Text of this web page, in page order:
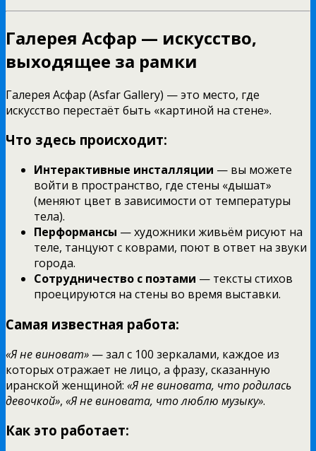
Галерея Асфар — искусство,
выходящее за рамки
Галерея Асфар (Asfar Gallery) — это место, где
искусство перестаёт быть «картиной на стене».
Что здесь происходит:
Интерактивные инсталляции — вы можете
войти в пространство, где стены «дышат»
(меняют цвет в зависимости от температуры
тела).
Перформансы — художники живьём рисуют на
теле, танцуют с коврами, поют в ответ на звуки
города.
Сотрудничество с поэтами — тексты стихов
проецируются на стены во время выставки.
Самая известная работа:
«Я не виноват» — зал с 100 зеркалами, каждое из
которых отражает не лицо, а фразу, сказанную
иранской женщиной: «Я не виновата, что родилась
девочкой», «Я не виновата, что люблю музыку».
Как это работает: